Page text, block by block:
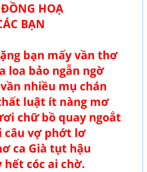
HOẠ
BẠN
bạn mấy vần thơ
loa bảo ngẫn ngờ
nhiều mụ chán
luật ít nàng mơ
chữ bồ quay ngoắt
câu vợ phớt lơ
ca Già tụt hậu
hết cóc ai chờ.